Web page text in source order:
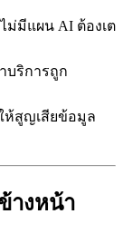
ม่มีแผน AI ต้องเต
บริการถูก
ห้สูญเสียข้อมูล
างหน้า